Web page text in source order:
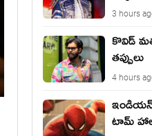
3 hours
కొవిడ్
తప్పులు
4 hours
టామ్